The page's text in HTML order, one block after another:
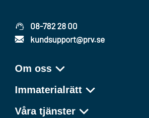
08-782 28 00
kundsupport@prv.se
Om oss
Immaterialrätt
Våra tjänster